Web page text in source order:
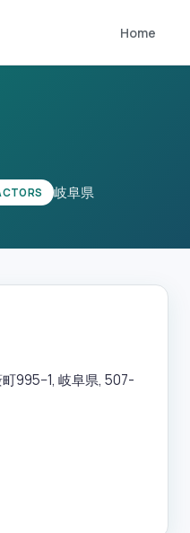
Home
岐阜県
995−1, 岐阜県, 507-